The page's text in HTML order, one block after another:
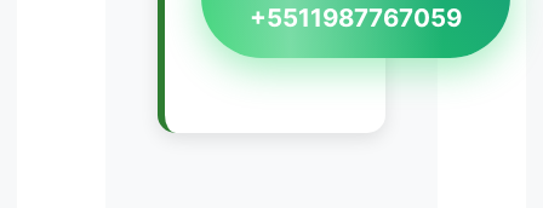
+5511987767059